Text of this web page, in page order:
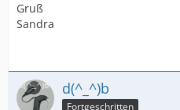
Gruß
Sandra
d(^_^)b
Fortgeschritten